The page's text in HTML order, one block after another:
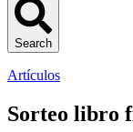
Search
Artículos
Sorteo libro